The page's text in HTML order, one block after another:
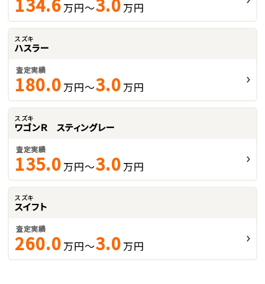
万円～ 万円
スズキ
ハスラー
査定実績
180.0 万円～3.0 万円
スズキ
ワゴンＲ スティングレー
査定実績
135.0 万円～3.0 万円
スズキ
スイフト
査定実績
260.0 万円～3.0 万円